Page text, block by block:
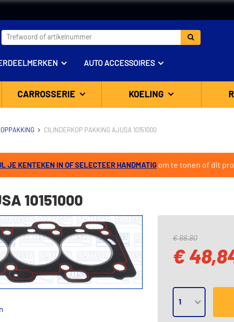
AUTO ACCESSOIRES
CARROSSERIE KOELING
CILINDERKOP PAKKING AJUSA 10151000
JE KENTEKEN IN OF SELECTEER HANDMATIG om te tonen of dit
10151000
€ 88,80
€